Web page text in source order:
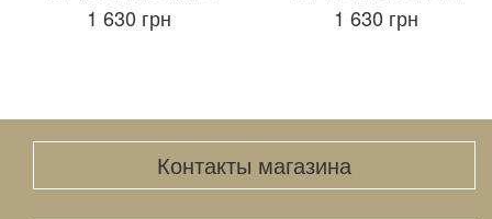
1 630 грн 1 630 грн
Контакты магазина